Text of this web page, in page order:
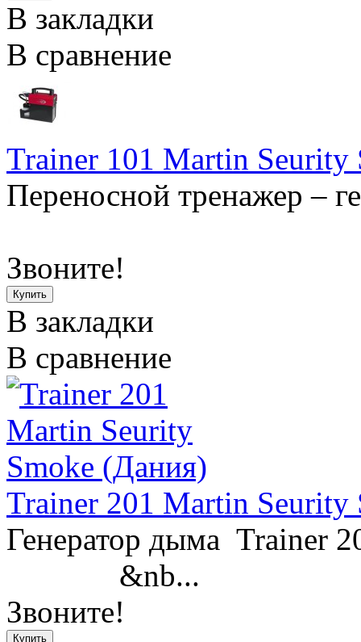
В закладки
В сравнение
Trainer 101 Martin Seurity
Переносной тренажер
Звоните!
В закладки
В сравнение
Trainer 201 Martin Seurity
Генератор
&nb...
Звоните!